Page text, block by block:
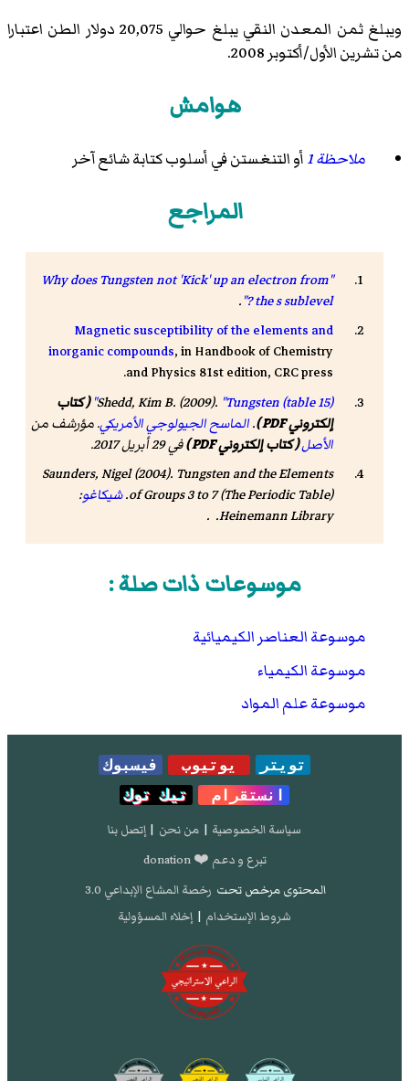
ويبلغ ثمن المعدن النقي يبلغ حوالي 20,075 دولار الطن اعتبارا
من تشرين الأول/أكتوبر 2008.
هوامش
ملاحظة 1 أو التنغستن في أسلوب كتابة شائع آخر
المراجع
"Why does Tungsten not 'Kick' up an electron from
the s sublevel ?"
.
Magnetic susceptibility of the elements and
inorganic compounds, in Handbook of Chemistry
and Physics 81st edition, CRC press.
Shedd, Kim B. (2009). "Tungsten (table 15)"
( كتاب
إلكتروني PDF )
.الماسح الجيولوجي الأمريكي. مؤرشف من
الأصل( كتاب إلكتروني PDF ) في 29 أبريل 2017
.
Saunders, Nigel (2004). Tungsten and the Elements
of Groups 3 to 7 (The Periodic Table)
.شيكاغو:
Heinemann Library. .
موسوعات ذات صلة :
موسوعة العناصر الكيميائية
موسوعة الكيمياء
موسوعة علم المواد
تويتر يوتيوب
فيسبوك
انستقرام
تيك توك
سياسة الخصوصية | من نحن | إتصل بنا
تبرع و دعم ❤️ donation
المحتوى مرخص تحت رخصة المشاع الإبداعي 3.0
شروط الإستخدام | إخلاء المسؤولية